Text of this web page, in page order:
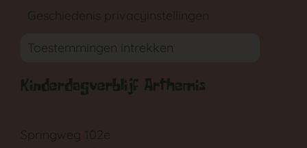
Geschiedenis privacyinstellingen
Toestemmingen intrekken
Kinderdagverblijf Arthemis
Springweg 102e